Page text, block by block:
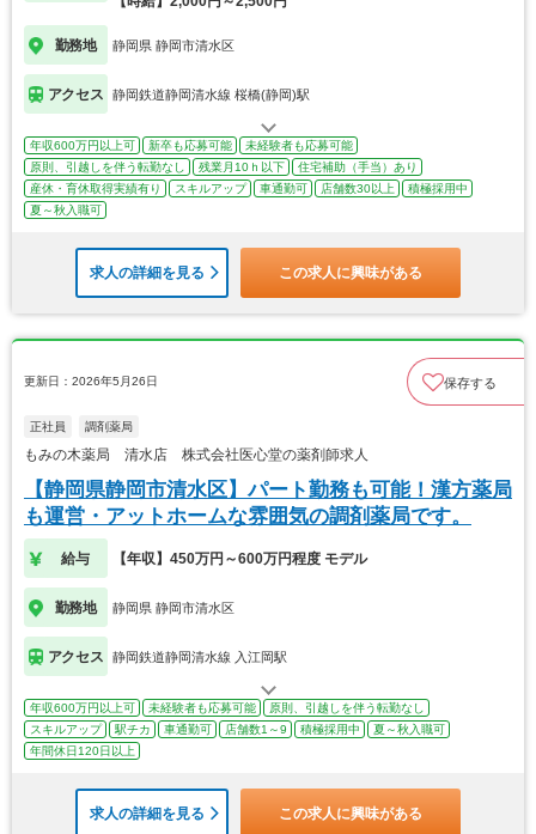
勤務地 静岡県 静岡市清水区
アクセス 静岡鉄道静岡清水線 桜橋(静岡)駅
年収600万円以上可 新卒も応募可能
未経験者も応募可能
原則、引越しを伴う転勤なし
残業月10ｈ以下
住宅補助（手当）あり
産休・育休取得実績有り
スキルアップ 車通勤可 店舗数30以上
積極採用中
夏～秋入職可
求人の詳細を見る この求人に興味がある
更新日：2026年5月26日 保存する
正社員 調剤薬局
もみの木薬局 清水店 株式会社医心堂の薬剤師求人
【静岡県静岡市清水区】パート勤務も可能！漢方薬局
も運営・アットホームな雰囲気の調剤薬局です。
給与 【年収】450万円～600万円程度 モデル
勤務地 静岡県 静岡市清水区
アクセス 静岡鉄道静岡清水線 入江岡駅
年収600万円以上可 未経験者も応募可能
原則、引越しを伴う転勤なし
スキルアップ
駅チカ 車通勤可 店舗数1～9 積極採用中
夏～秋入職可
年間休日120日以上
求人の詳細を見る この求人に興味がある